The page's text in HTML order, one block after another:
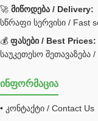
Caterpillar
JCB ფილტრი
ქვაბი გათბობა
შემაერთებელი /
შემაერთებელი
🚀 მიწოდება / Delivery:
სწრაფი სერვისი / Fast
💰 ფასები / Best Prices:
საუკეთესო შეთავაზება
ინფორმაცია
• კონტაქტი / Contact Us